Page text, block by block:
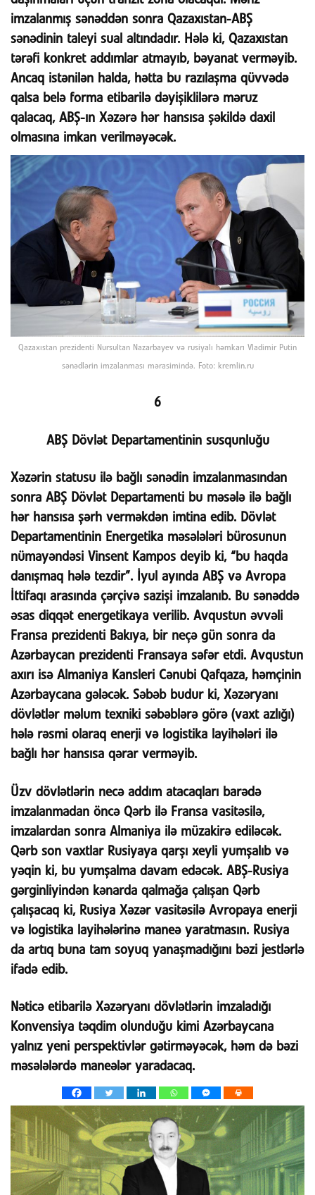
imzalanmış sənəddən sonra Qazaxıstan-ABŞ
sənədinin taleyi sual altındadır. Hələ ki, Qazaxıstan
tərəfi konkret addımlar atmayıb, bəyanat verməyib.
Ancaq istənilən halda, hətta bu razılaşma qüvvədə
qalsa belə forma etibarilə dəyişiklilərə məruz
qalacaq, ABŞ-ın Xəzərə hər hansısa şəkildə daxil
olmasına imkan verilməyəcək.
Qazaxıstan prezidenti Nursultan Nazarbayev və rusiyalı həmkarı Vladimir Putin
sənədlərin imzalanması mərasimində. Foto: kremlin.ru
6
ABŞ Dövlət Departamentinin susqunluğu
Xəzərin statusu ilə bağlı sənədin imzalanmasından
sonra ABŞ Dövlət Departamenti bu məsələ ilə bağlı
hər hansısa şərh verməkdən imtina edib. Dövlət
Departamentinin Energetika məsələləri bürosunun
nümayəndəsi Vinsent Kampos deyib ki, “bu haqda
danışmaq hələ tezdir”. İyul ayında ABŞ və Avropa
İttifaqı arasında çərçivə sazişi imzalanıb. Bu sənəddə
əsas diqqət energetikaya verilib. Avqustun əvvəli
Fransa prezidenti Bakıya, bir neçə gün sonra da
Azərbaycan prezidenti Fransaya səfər etdi. Avqustun
axırı isə Almaniya Kansleri Cənubi Qafqaza, həmçinin
Azərbaycana gələcək. Səbəb budur ki, Xəzəryanı
dövlətlər məlum texniki səbəblərə görə (vaxt azlığı)
hələ rəsmi olaraq enerji və logistika layihələri ilə
bağlı hər hansısa qərar verməyib.
Üzv dövlətlərin necə addım atacaqları barədə
imzalanmadan öncə Qərb ilə Fransa vasitəsilə,
imzalardan sonra Almaniya ilə müzakirə ediləcək.
Qərb son vaxtlar Rusiyaya qarşı xeyli yumşalıb və
yəqin ki, bu yumşalma davam edəcək. ABŞ-Rusiya
gərginliyindən kənarda qalmağa çalışan Qərb
çalışacaq ki, Rusiya Xəzər vasitəsilə Avropaya enerji
və logistika layihələrinə maneə yaratmasın. Rusiya
da artıq buna tam soyuq yanaşmadığını bəzi jestlərlə
ifadə edib.
Nəticə etibarilə Xəzəryanı dövlətlərin imzaladığı
Konvensiya təqdim olunduğu kimi Azərbaycana
yalnız yeni perspektivlər gətirməyəcək, həm də bəzi
məsələlərdə maneələr yaradacaq.